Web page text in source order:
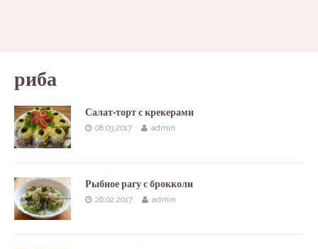
риба
Салат-торт с крекерами
08.03.2017 admin
Рыбное рагу с брокколи
26.02.2017 admin